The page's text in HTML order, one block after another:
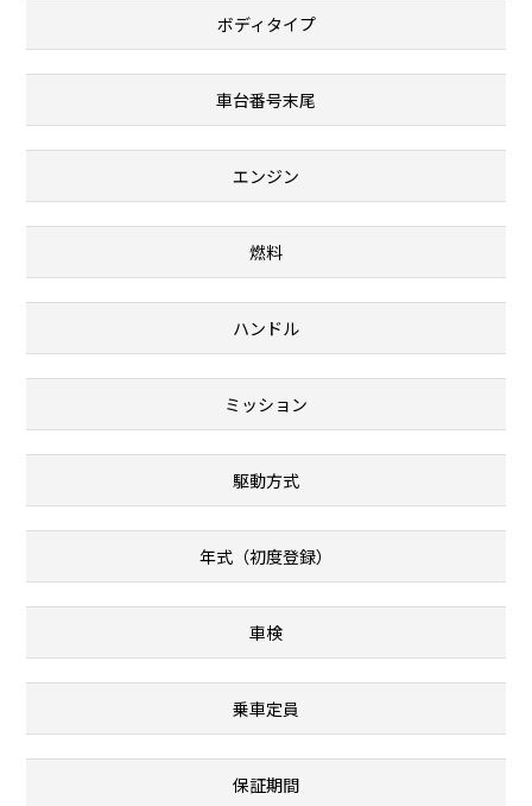
ボディタイプ
車台番号末尾
エンジン
燃料
ハンドル
ミッション
駆動方式
年式（初度登録）
車検
乗車定員
保証期間